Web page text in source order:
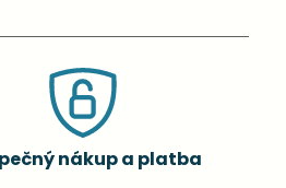
nákup a platba